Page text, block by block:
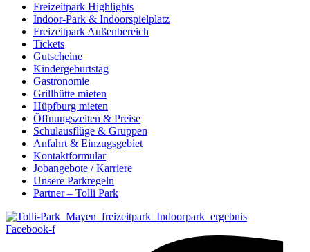
Freizeitpark Highlights
Indoor-Park & Indoorspielplatz
Freizeitpark Außenbereich
Tickets
Gutscheine
Kindergeburtstag
Gastronomie
Grillhütte mieten
Hüpfburg mieten
Öffnungszeiten & Preise
Schulausflüge & Gruppen
Anfahrt & Einzugsgebiet
Kontaktformular
Jobangebote / Karriere
Unsere Parkregeln
Partner – Tolli Park
Facebook-f